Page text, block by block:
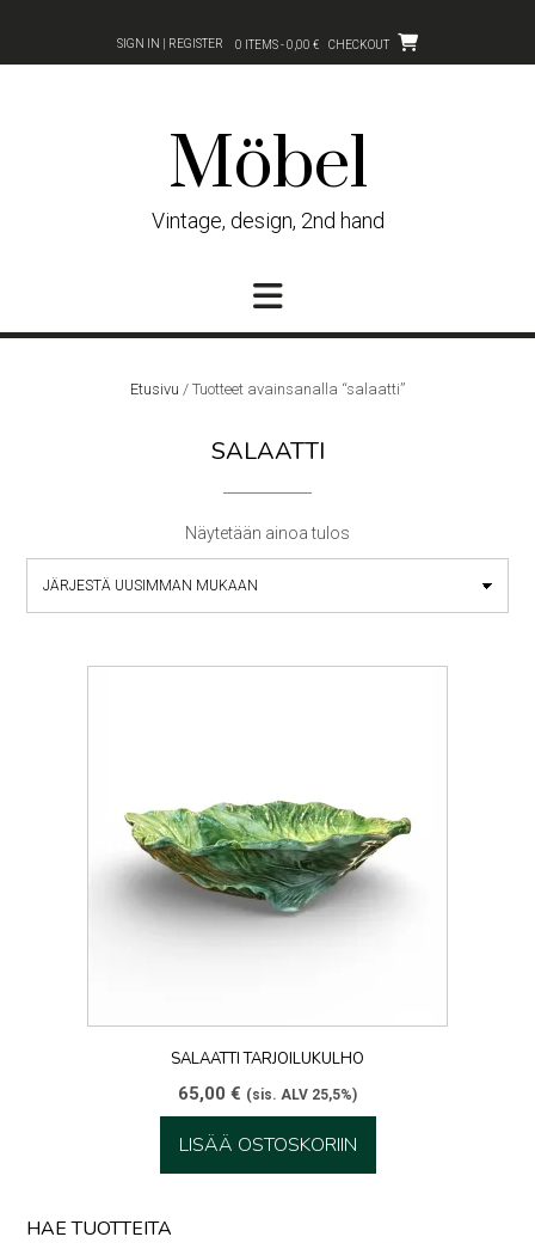
content
SIGN IN | REGISTER 0 ITEMS - 0,00 € CHECKOUT
Möbel
Vintage, design, 2nd hand
Etusivu / Tuotteet avainsanalla “salaatti”
SALAATTI
Näytetään ainoa tulos
SALAATTI TARJOILUKULHO
65,00 € (sis. ALV 25,5%)
LISÄÄ OSTOSKORIIN
HAE TUOTTEITA